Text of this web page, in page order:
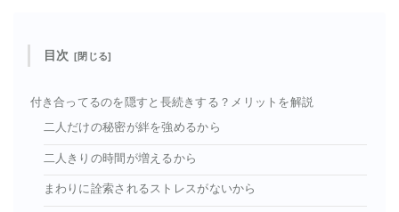
目次
付き合ってるのを隠すと長続きする？メリットを解説
二人だけの秘密が絆を強めるから
二人きりの時間が増えるから
まわりに詮索されるストレスがないから